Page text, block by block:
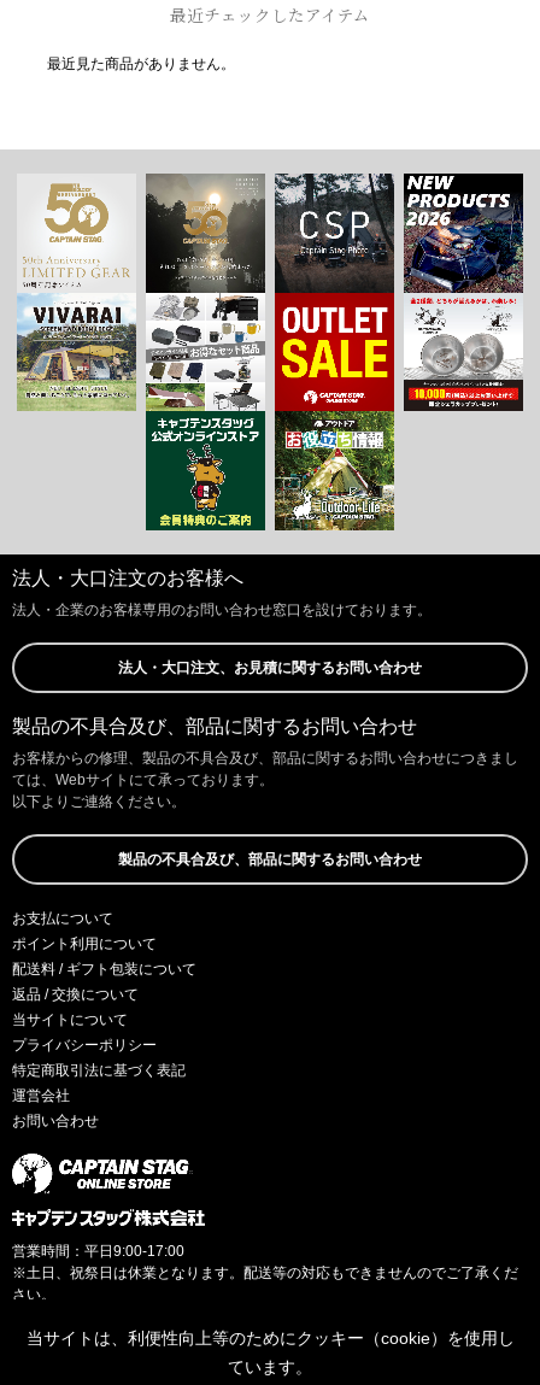
最近チェックしたアイテム
最近見た商品がありません。
法人・大口注文のお客様へ
法人・企業のお客様専用のお問い合わせ窓口を設けております。
法人・大口注文、お見積に関するお問い合わせ
製品の不具合及び、部品に関するお問い合わせ
お客様からの修理、製品の不具合及び、部品に関するお問い合わせにつきまし
ては、Webサイトにて承っております。
以下よりご連絡ください。
製品の不具合及び、部品に関するお問い合わせ
お支払について
ポイント利用について
配送料 / ギフト包装について
返品 / 交換について
当サイトについて
プライバシーポリシー
特定商取引法に基づく表記
運営会社
お問い合わせ
営業時間：平日9:00-17:00
※土日、祝祭日は休業となります。配送等の対応もできませんのでご了承くだ
さい。
当サイトは、利便性向上等のためにクッキー（cookie）を使用し
ています。